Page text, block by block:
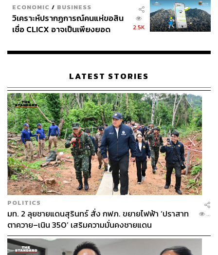
ECONOMIC / BUSINESS
วิเคราะห์ปรากฏการณ์คนแห่ขอสิน
เชื่อ CLICX อาจเป็นเพียงยอด
เรือนไทยที่ถูกซุกไว้
2.5K
LATEST STORIES
POLITICS
มท. 2 ลุยชายแดนสุรินทร์ สั่ง กฟภ. ขยายไฟฟ้า ‘ปราสาท
ตาควาย–เนิน 350’ เสริมความมั่นคงชายแดน
...